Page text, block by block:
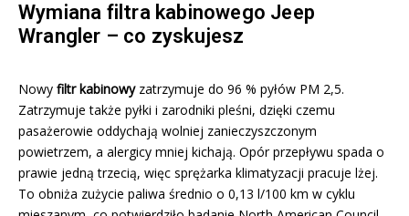
Wymiana filtra kabinowego Jeep
Wrangler – co zyskujesz
Nowy filtr kabinowyzatrzymuje do 96 % pyłów PM 2,5.
Zatrzymuje także pyłki i zarodniki pleśni, dzięki czemu
pasażerowie oddychają wolniej zanieczyszczonym
powietrzem, a alergicy mniej kichają. Opór przepływu spada o
prawie jedną trzecią, więc sprężarka klimatyzacji pracuje lżej.
To obniża zużycie paliwa średnio o 0,13 l/100 km w cyklu